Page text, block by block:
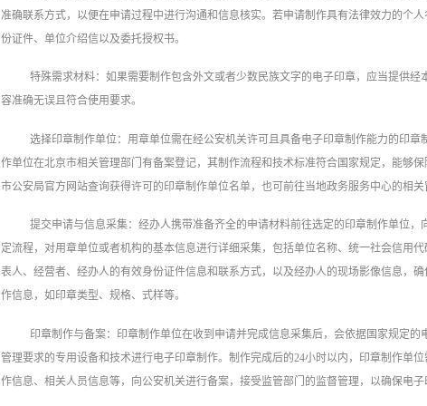
准确联系方式，以便在申请过程中进行沟通和信息核实。若申请制作具有法律效力的个
份证件、单位介绍信以及委托授权书。
特殊需求材料：如果需要制作包含外文或者少数民族文字的电子印章，应当提供经
容准确无误且符合使用要求。
选择印章制作单位：用章单位需在经公安机关许可且具备电子印章制作能力的印章
作单位在北京市相关管理部门有备案登记，其制作流程和技术标准符合国家规定，能够
市公安局官方网站查询获得许可的印章制作单位名单，也可前往当地政务服务中心的相关
提交申请与信息采集：经办人携带准备齐全的申请材料前往选定的印章制作单位
定流程，对用章单位或者机构的基本信息进行详细采集，包括单位名称、统一社会信用
表人、经营者、经办人的有效身份证件信息和联系方式，以及经办人的现场影像信息，
作信息，如印章类型、规格、式样等。
印章制作与备案：印章制作单位在收到申请并完成信息采集后，会依据国家规定
管理要求的专用设备和技术进行电子印章制作。制作完成后的24小时以内，印章制作单
作信息、相关人员信息等，向公安机关进行备案，接受监管部门的监督管理，以确保电子